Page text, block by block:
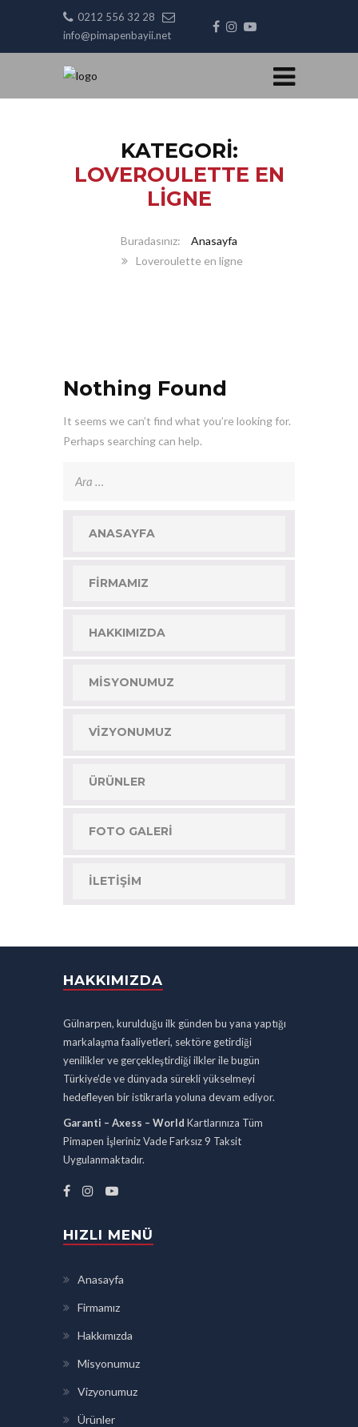
0212 556 32 28
info@pimapenbayii.net
KATEGORI:
LOVEROULETTE EN
LIGNE
Anasayfa
Loveroulette en ligne
Nothing Found
It seems we can’t find what you’re looking for.
Perhaps searching can help.
ANASAYFA
FIRMAMIZ
HAKKIMIZDA
MISYONUMUZ
VIZYONUMUZ
ÜRÜNLER
FOTO GALERI
İLETIŞIM
HAKKIMIZDA
Gülnarpen, kurulduğu ilk günden bu yana yaptığı
markalaşma faaliyetleri, sektöre getirdiği
yenilikler ve gerçekleştirdiği ilkler ile bugün
Türkiye’de ve dünyada sürekli yükselmeyi
hedefleyen bir istikrarla yoluna devam ediyor.
Garanti – Axess – World Kartlarınıza Tüm
Pimapen İşleriniz Vade Farksız 9 Taksit
Uygulanmaktadır.
HIZLI MENÜ
Anasayfa
Firmamız
Hakkımızda
Misyonumuz
Vizyonumuz
Ürünler